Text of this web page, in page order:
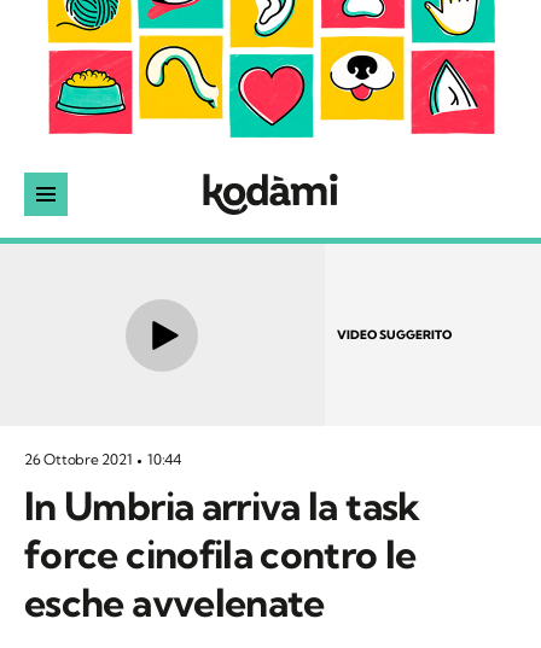
VIDEO SUGGERITO
26 Ottobre 2021 10:44
In Umbria arriva la task
force cinofila contro le
esche avvelenate